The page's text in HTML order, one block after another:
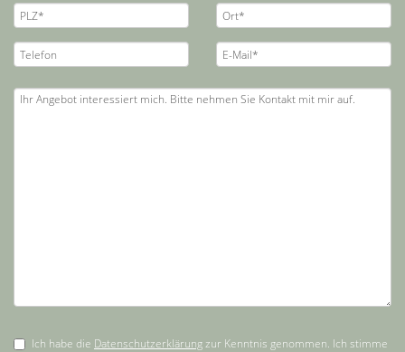
Ich habe die Datenschutzerklärungzur Kenntnis genommen. Ich stimme